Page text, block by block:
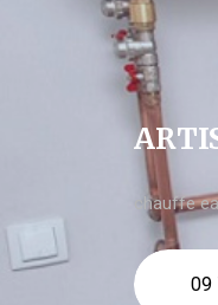
chauffe
09